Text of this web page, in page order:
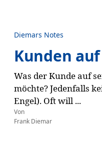
Diemars Notes
Kunden
Was der Kunde auf
möchte? Jedenfalls
Engel). Oft will ...
Von
Frank Diemar